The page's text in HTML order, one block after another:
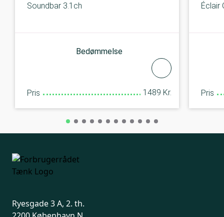
Soundbar 3.1ch
Bedømmelse
Pris 1489 Kr.
Éclair
Pris
Ryesgade 3 A, 2. th.